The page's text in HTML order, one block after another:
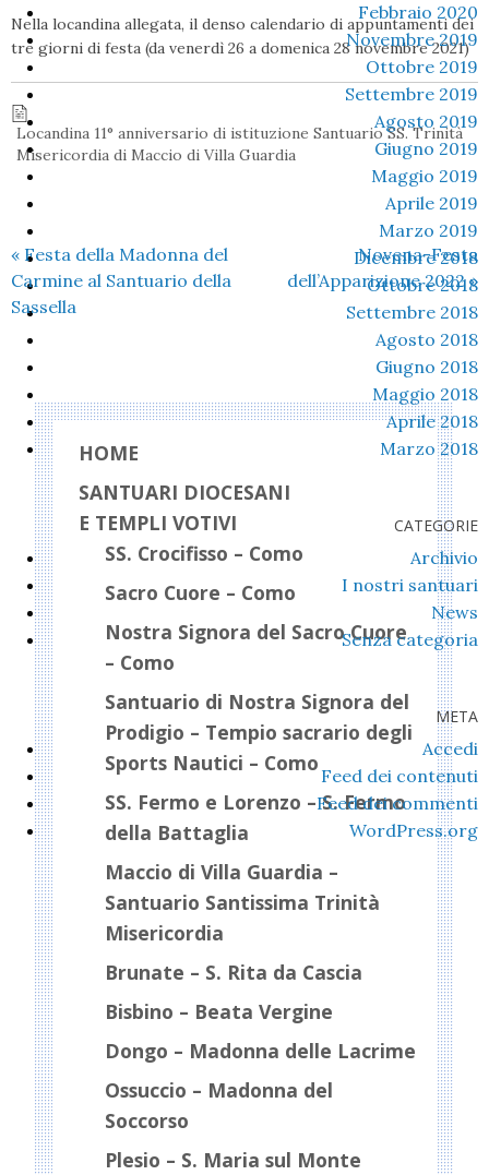
Febbraio 2020
Novembre 2019
Ottobre 2019
Settembre 2019
Agosto 2019
Giugno 2019
Maggio 2019
Aprile 2019
Marzo 2019
Dicembre 2018
Ottobre 2018
Settembre 2018
Agosto 2018
Giugno 2018
Maggio 2018
Aprile 2018
Marzo 2018
CATEGORIE
Archivio
I nostri santuari
News
Senza categoria
META
Accedi
Feed dei contenuti
Feed dei commenti
WordPress.org
Nella locandina allegata, il denso calendario di appuntamenti dei
tre giorni di festa (da venerdì 26 a domenica 28 novembre 2021)
Locandina 11° anniversario di istituzione Santuario SS. Trinità
Misericordia di Maccio di Villa Guardia
« Festa della Madonna del
Carmine al Santuario della
Sassella
Novena-Festa
dell’Apparizione 2022»
HOME
SANTUARI DIOCESANI
E TEMPLI VOTIVI
SS. Crocifisso – Como
Sacro Cuore – Como
Nostra Signora del Sacro Cuore
– Como
Santuario di Nostra Signora del
Prodigio – Tempio sacrario degli
Sports Nautici – Como
SS. Fermo e Lorenzo – S. Fermo
della Battaglia
Maccio di Villa Guardia –
Santuario Santissima Trinità
Misericordia
Brunate – S. Rita da Cascia
Bisbino – Beata Vergine
Dongo – Madonna delle Lacrime
Ossuccio – Madonna del
Soccorso
Plesio – S. Maria sul Monte